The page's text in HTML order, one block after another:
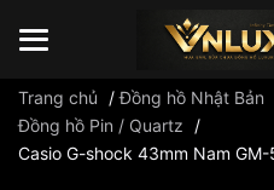
Đồng hồ casio đồng hồ G-Shock
Trang chủ /Đồng hồ Nhật Bản
Đồng hồ Pin / Quartz
/
Casio G-shock 43mm Nam